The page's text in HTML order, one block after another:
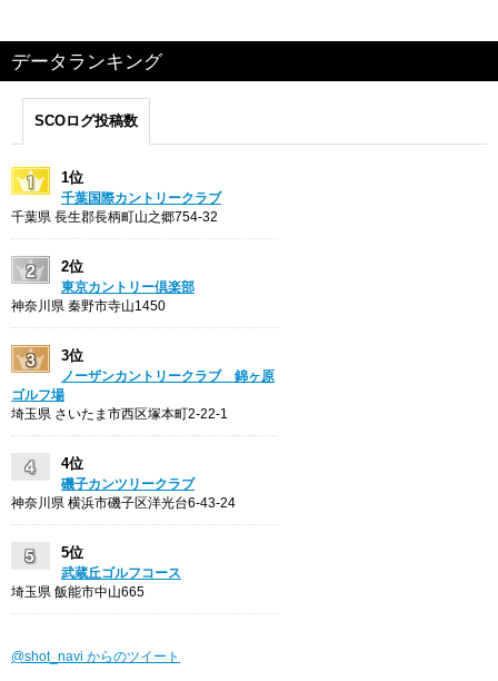
データランキング
SCOログ投稿数
1位
千葉国際カントリークラブ
千葉県 長生郡長柄町山之郷754-32
2位
東京カントリー倶楽部
神奈川県 秦野市寺山1450
3位
ノーザンカントリークラブ 錦ヶ原
ゴルフ場
埼玉県 さいたま市西区塚本町2-22-1
4位
磯子カンツリークラブ
神奈川県 横浜市磯子区洋光台6-43-24
5位
武蔵丘ゴルフコース
埼玉県 飯能市中山665
@shot_navi からのツイート